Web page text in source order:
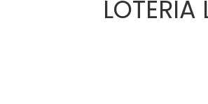
LOTERIA